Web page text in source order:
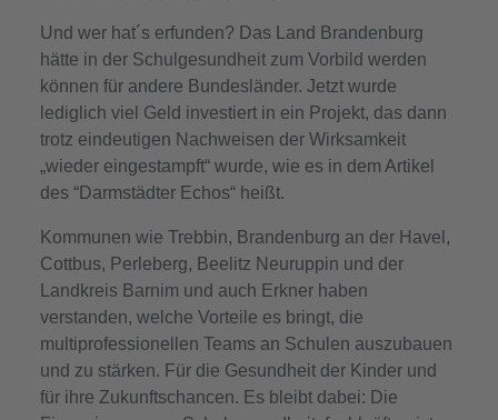
Und wer hat´s erfunden? Das Land Brandenburg
hätte in der Schulgesundheit zum Vorbild werden
können für andere Bundesländer. Jetzt wurde
lediglich viel Geld investiert in ein Projekt, das dann
trotz eindeutigen Nachweisen der Wirksamkeit
„wieder eingestampft“ wurde, wie es in dem Artikel
des “Darmstädter Echos“ heißt.
Kommunen wie Trebbin, Brandenburg an der Havel,
Cottbus, Perleberg, Beelitz Neuruppin und der
Landkreis Barnim und auch Erkner haben
verstanden, welche Vorteile es bringt, die
multiprofessionellen Teams an Schulen auszubauen
und zu stärken. Für die Gesundheit der Kinder und
für ihre Zukunftschancen. Es bleibt dabei: Die